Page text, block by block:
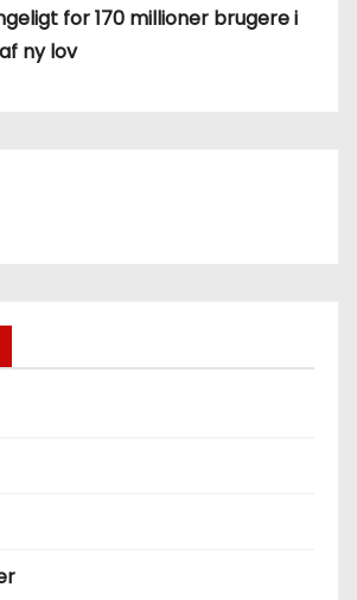
for 170 millioner brugere i
ny lov